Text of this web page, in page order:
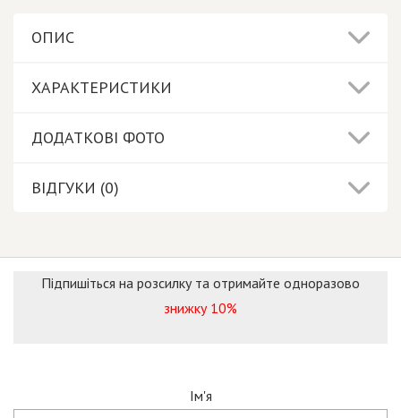
ОПИС
ХАРАКТЕРИСТИКИ
ДОДАТКОВІ ФОТО
ВІДГУКИ (0)
Підпишіться на розсилку та отримайте одноразово
знижку 10%
Ім'я